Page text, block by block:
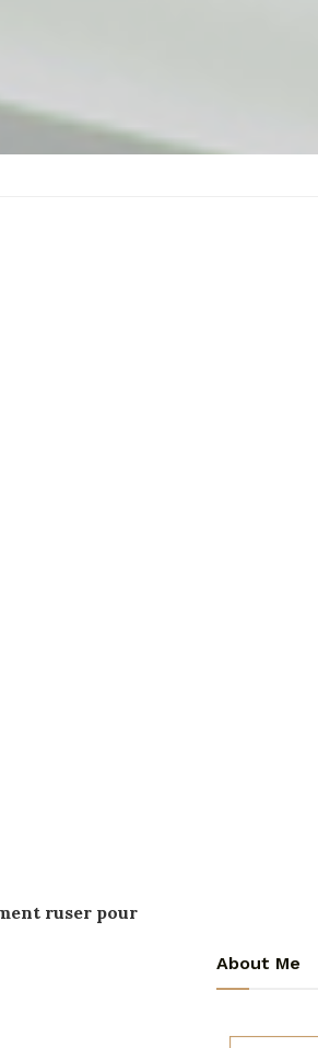
ruser pour
About Me